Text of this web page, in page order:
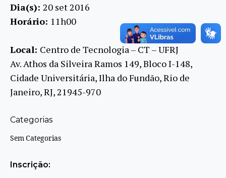
Dia(s): 20 set 2016
Horário: 11h00
Local: Centro de Tecnologia – CT – UFRJ
Av. Athos da Silveira Ramos 149, Bloco I-148,
Cidade Universitária, Ilha do Fundão, Rio de
Janeiro, RJ, 21945-970
Categorias
Sem Categorias
Inscrição: